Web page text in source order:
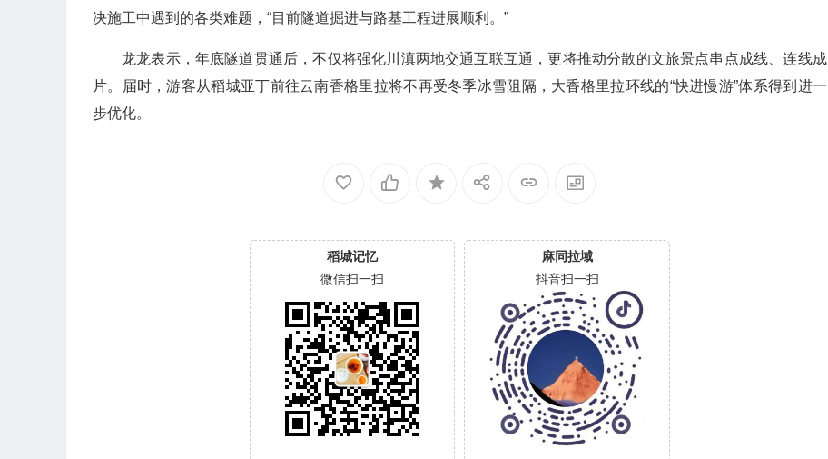
决施工中遇到的各类难题，“目前隧道掘进与路基工程进展顺利。”
龙龙表示，年底隧道贯通后，不仅将强化川滇两地交通互联互通，更将推动分散的文旅景点串点成线、连线成
片。届时，游客从稻城亚丁前往云南香格里拉将不再受冬季冰雪阻隔，大香格里拉环线的“快进慢游”体系得到进一
步优化。
稻城记忆
微信扫一扫
麻同拉域
抖音扫一扫